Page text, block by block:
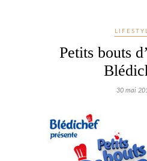
Petits bouts
30 mai